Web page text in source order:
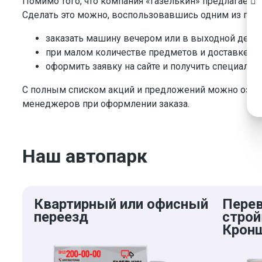
Сделать это можно, воспользовавшись одним из
заказать машину вечером или в выходной день.
при малом количестве предметов и доставке
оформить заявку на сайте и получить
С полным списком акций и предложений можно
менеджеров при оформлении заказа.
Наш автопарк
Квартирный или офисный
переезд